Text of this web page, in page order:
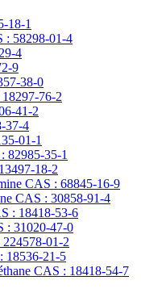
18-1
: 58298-01-4
4
9
38-0
76-2
41-2
37-4
01-1
82985-35-1
18-2
CAS : 68845-16-9
CAS : 30858-91-4
: 18418-53-6
: 31020-47-0
01-2
18536-21-5
CAS : 18418-54-7